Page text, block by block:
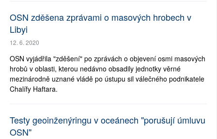
OSN zděšena zprávami o masových hrobech v
Libyi
12. 6. 2020
OSN vyjádřila "zděšení" po zprávách o objevení osmi masových
hrobů v oblasti, kterou nedávno obsadily jednotky věrné
mezinárodně uznané vládě po ústupu sil válečného podnikatele
Chalífy Haftara.
Testy geoinženýringu v oceánech "porušují úmluvu
OSN"